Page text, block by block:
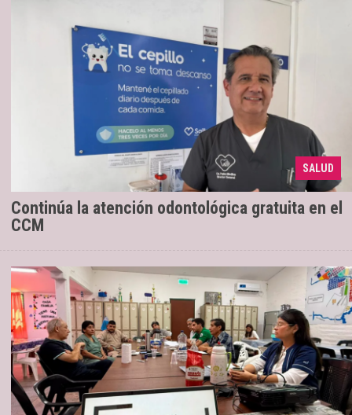
SALUD
Continúa la atención odontológica gratuita en el
CCM
La atención será de 8 a 13 hs.